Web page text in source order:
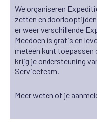
We organiseren
zetten en
er weer verschillende
Meedoen is gratis en
meteen kunt toepassen
krijg je ondersteuning
Serviceteam.
Meer weten of je